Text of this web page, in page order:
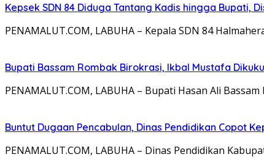
Kepsek SDN 84 Diduga Tantang Kadis hingga Bupati,
PENAMALUT.COM, LABUHA – Kepala SDN 84
Bupati Bassam Rombak Birokrasi, Ikbal Mustafa
PENAMALUT.COM, LABUHA – Bupati Hasan Ali
Buntut Dugaan Pencabulan, Dinas Pendidikan Copot
PENAMALUT.COM, LABUHA – Dinas Pendidikan